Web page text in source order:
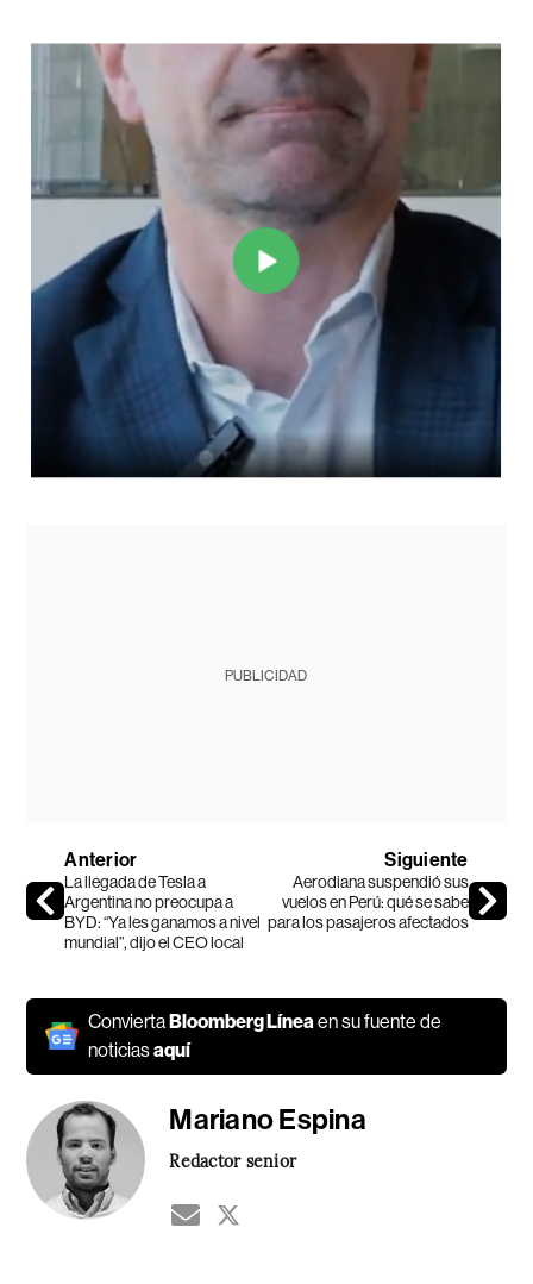
PUBLICIDAD
Anterior
La llegada de Tesla a
Argentina no preocupa a
BYD: “Ya les ganamos a nivel
mundial”, dijo el CEO local
Siguiente
Aerodiana suspendió sus
vuelos en Perú: qué se sabe
para los pasajeros afectados
ConviertaBloomberg Línea en su fuente de
noticiasaquí
Mariano Espina
Redactor senior